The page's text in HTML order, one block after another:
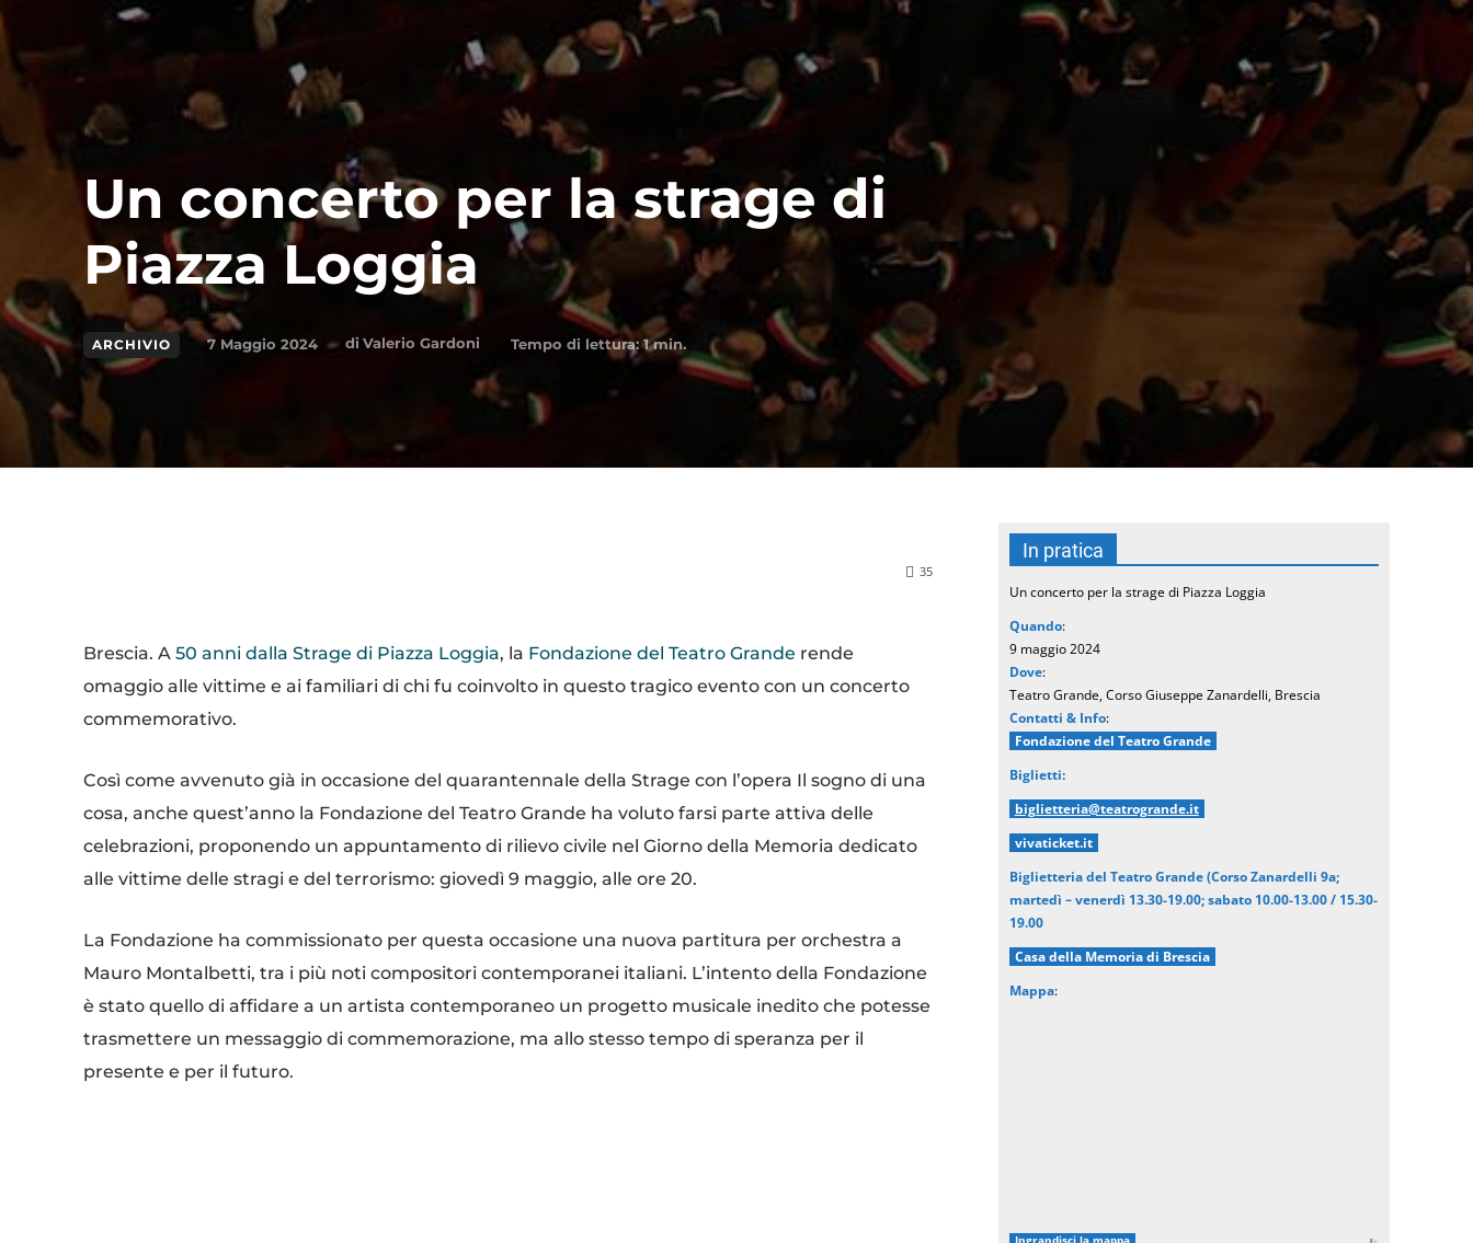
Un concerto per la strage di
Piazza Loggia
ARCHIVIO 7 Maggio 2024 di Valerio Gardoni Tempo di lettura:1min.
35
Brescia. A 50 anni dalla Strage di Piazza Loggia, la Fondazione del Teatro Grande rende
omaggio alle vittime e ai familiari di chi fu coinvolto in questo tragico evento con un concerto
commemorativo.
Così come avvenuto già in occasione del quarantennale della Strage con l’opera Il sogno di una
cosa, anche quest’anno la Fondazione del Teatro Grande ha voluto farsi parte attiva delle
celebrazioni, proponendo un appuntamento di rilievo civile nel Giorno della Memoria dedicato
alle vittime delle stragi e del terrorismo: giovedì 9 maggio, alle ore 20.
La Fondazione ha commissionato per questa occasione una nuova partitura per orchestra a
Mauro Montalbetti, tra i più noti compositori contemporanei italiani. L’intento della Fondazione
è stato quello di affidare a un artista contemporaneo un progetto musicale inedito che potesse
trasmettere un messaggio di commemorazione, ma allo stesso tempo di speranza per il
presente e per il futuro.
In pratica
Un concerto per la strage di Piazza Loggia
Quando:
9 maggio 2024
Dove:
Teatro Grande, Corso Giuseppe Zanardelli, Brescia
Contatti & Info:
Fondazione del Teatro Grande
Biglietti:
biglietteria@teatrogrande.it
vivaticket.it
Biglietteria del Teatro Grande (Corso Zanardelli 9a;
martedì – venerdì 13.30-19.00; sabato 10.00-13.00 / 15.30-
19.00
Casa della Memoria di Brescia
Mappa: